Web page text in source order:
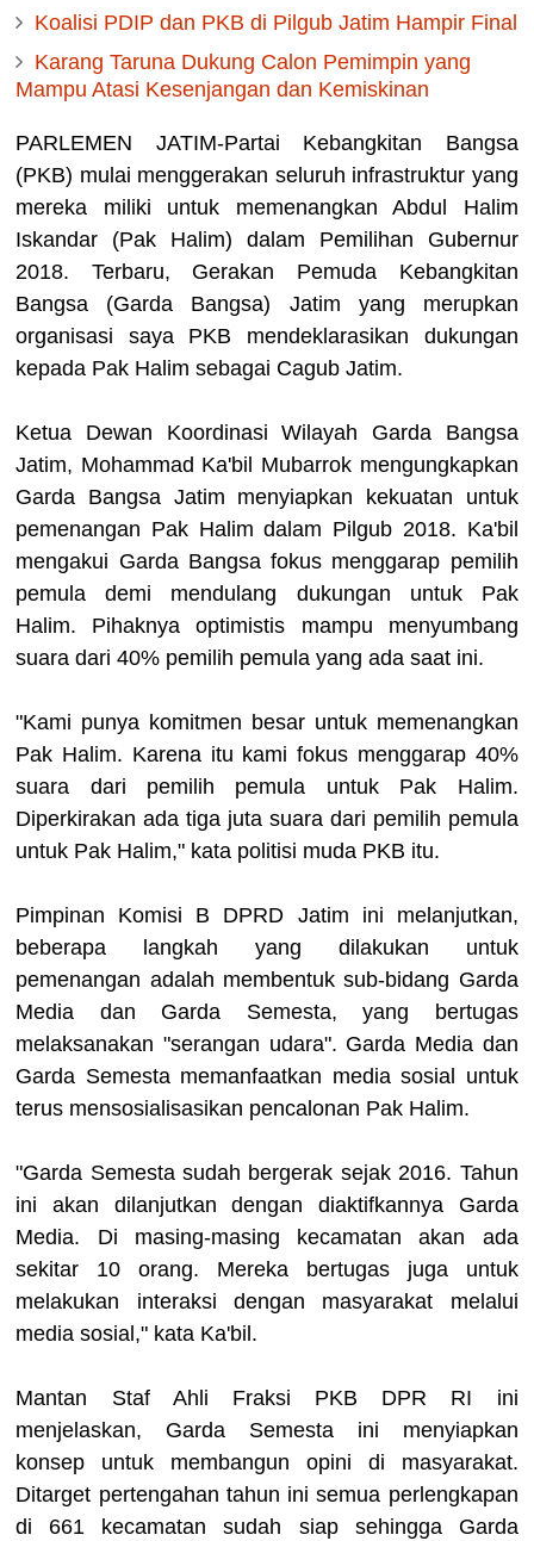
Koalisi PDIP dan PKB di Pilgub Jatim Hampir Final
Karang Taruna Dukung Calon Pemimpin yang
Mampu Atasi Kesenjangan dan Kemiskinan
PARLEMEN JATIM-Partai Kebangkitan Bangsa
(PKB) mulai menggerakan seluruh infrastruktur yang
mereka miliki untuk memenangkan Abdul Halim
Iskandar (Pak Halim) dalam Pemilihan Gubernur
2018. Terbaru, Gerakan Pemuda Kebangkitan
Bangsa (Garda Bangsa) Jatim yang merupkan
organisasi saya PKB mendeklarasikan dukungan
kepada Pak Halim sebagai Cagub Jatim.
Ketua Dewan Koordinasi Wilayah Garda Bangsa
Jatim, Mohammad Ka'bil Mubarrok mengungkapkan
Garda Bangsa Jatim menyiapkan kekuatan untuk
pemenangan Pak Halim dalam Pilgub 2018. Ka'bil
mengakui Garda Bangsa fokus menggarap pemilih
pemula demi mendulang dukungan untuk Pak
Halim. Pihaknya optimistis mampu menyumbang
suara dari 40% pemilih pemula yang ada saat ini.
"Kami punya komitmen besar untuk memenangkan
Pak Halim. Karena itu kami fokus menggarap 40%
suara dari pemilih pemula untuk Pak Halim.
Diperkirakan ada tiga juta suara dari pemilih pemula
untuk Pak Halim," kata politisi muda PKB itu.
Pimpinan Komisi B DPRD Jatim ini melanjutkan,
beberapa langkah yang dilakukan untuk
pemenangan adalah membentuk sub-bidang Garda
Media dan Garda Semesta, yang bertugas
melaksanakan "serangan udara". Garda Media dan
Garda Semesta memanfaatkan media sosial untuk
terus mensosialisasikan pencalonan Pak Halim.
"Garda Semesta sudah bergerak sejak 2016. Tahun
ini akan dilanjutkan dengan diaktifkannya Garda
Media. Di masing-masing kecamatan akan ada
sekitar 10 orang. Mereka bertugas juga untuk
melakukan interaksi dengan masyarakat melalui
media sosial," kata Ka'bil.
Mantan Staf Ahli Fraksi PKB DPR RI ini
menjelaskan, Garda Semesta ini menyiapkan
konsep untuk membangun opini di masyarakat.
Ditarget pertengahan tahun ini semua perlengkapan
di 661 kecamatan sudah siap sehingga Garda